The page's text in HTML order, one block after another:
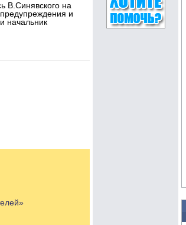
В.Синявского на
и
начальник